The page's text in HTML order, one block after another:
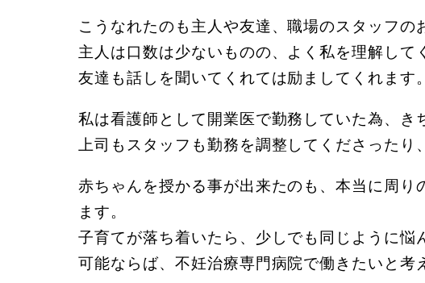
こうなれたのも主人や友達、職場のスタッフの
主人は口数は少ないものの、よく私を理解して
友達も話しを聞いてくれては励ましてくれます。
私は看護師として開業医で勤務していた為、き
上司もスタッフも勤務を調整してくださったり
赤ちゃんを授かる事が出来たのも、本当に周
ます。
子育てが落ち着いたら、少しでも同じように悩
可能ならば、不妊治療専門病院で働きたいと考